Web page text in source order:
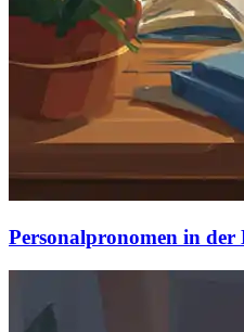
Personalpronomen in